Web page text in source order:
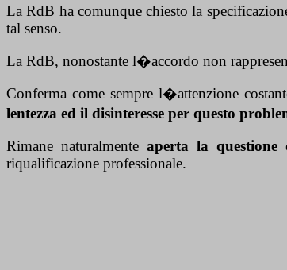
La RdB ha comunque chiesto la
tal senso.
La RdB, nonostante l�accordo non
Conferma come sempre l�attenzione
lentezza ed il disinteresse per questo
Rimane naturalmente aperta la
riqualificazione professionale.